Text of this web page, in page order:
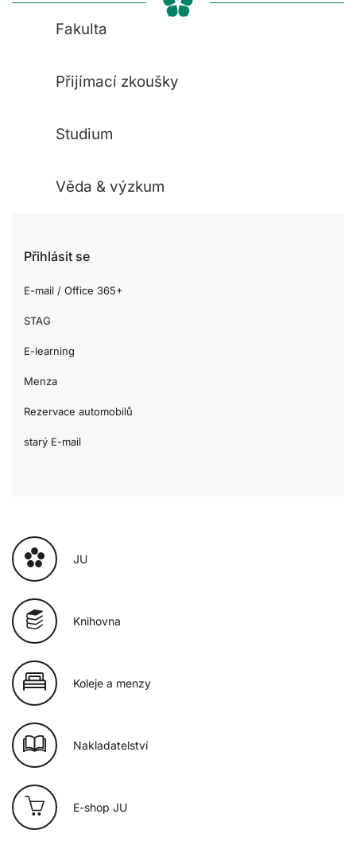
Fakulta
Přijímací zkoušky
Studium
Věda & výzkum
Přihlásit se
E-mail / Office 365+
STAG
E-learning
Menza
Rezervace automobilů
starý E-mail
JU
Knihovna
Koleje a menzy
Nakladatelství
E-shop JU